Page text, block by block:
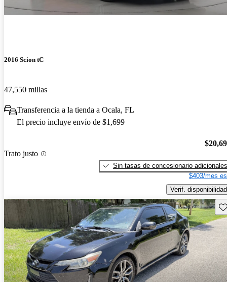
2016 Scion tC
47,550 millas
Transferencia a la tienda a Ocala, FL
El precio incluye envío de $1,699
Trato justo
Sin tasas de concesionario adicionales
$403/mes
Verif. disponibilidad